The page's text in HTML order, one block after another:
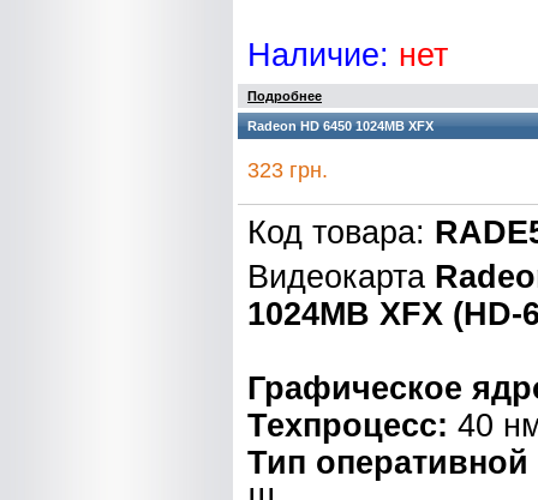
Наличие: нет
Подробнее
Radeon HD 6450 1024MB XFX
323 грн.
Код товара:
Видеокарта
1024MB XFX (HD-
Графическое
Техпроцесс: 40
Тип